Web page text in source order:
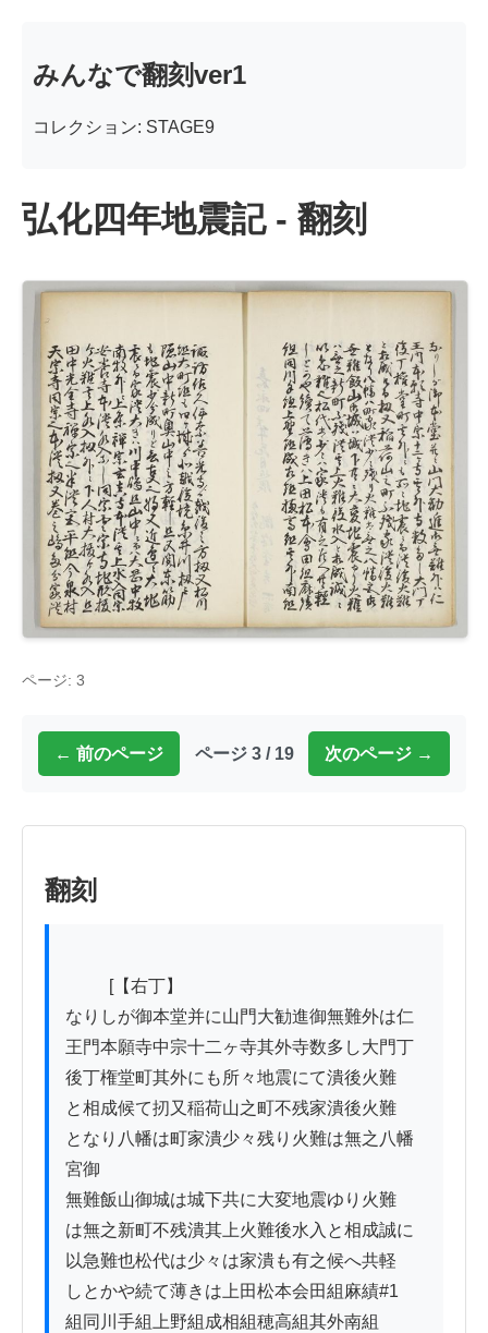
みんなで翻刻ver1
コレクション: STAGE9
弘化四年地震記 - 翻刻
ページ: 3
← 前のページ ページ 3 / 19 次のページ →
翻刻
なりしが御本堂并に山門大勧進御無難外は仁
王門本願寺中宗十二ヶ寺其外寺数多し大門丁
後丁権堂町其外にも所々地震にて潰後火難
と相成候て扨又稲荷山之町不残家潰後火難
となり八幡は町家潰少々残り火難は無之八幡
宮御
無難飯山御城は城下共に大変地震ゆり火難
は無之新町不残潰其上火難後水入と相成誠に
以急難也松代は少々は家潰も有之候へ共軽
しとかや続て薄きは上田松本会田組麻績#1
組同川手組上野組成相組穂高組其外南組